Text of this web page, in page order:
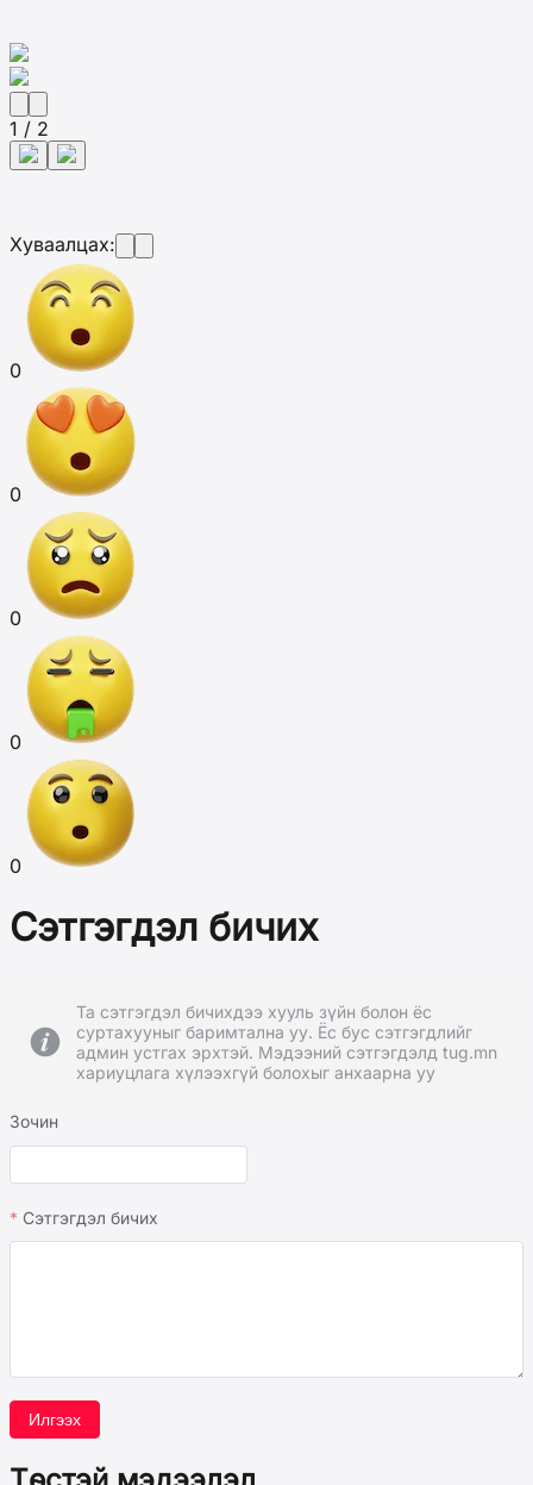
1 / 2
Хуваалцах:
0
0
0
0
0
Сэтгэгдэл бичих
Та сэтгэгдэл бичихдээ хууль зүйн болон ёс
суртахууныг баримтална уу. Ёс бус сэтгэгдлийг
админ устгах эрхтэй. Мэдээний сэтгэгдэлд tug.mn
хариуцлага хүлээхгүй болохыг анхаарна уу
Зочин
Сэтгэгдэл бичих
Илгээх